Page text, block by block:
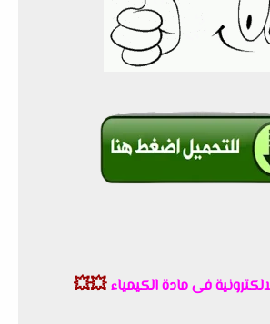
فى مادة الكيمياء 💥💥